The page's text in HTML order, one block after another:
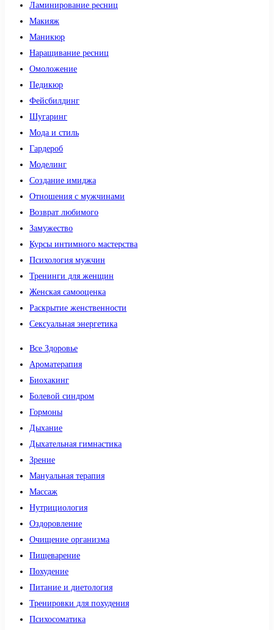
Ламинирование ресниц
Макияж
Маникюр
Наращивание ресниц
Омоложение
Педикюр
Фейсбилдинг
Шугаринг
Мода и стиль
Гардероб
Моделинг
Создание имиджа
Отношения с мужчинами
Возврат любимого
Замужество
Курсы интимного мастерства
Психология мужчин
Тренинги для женщин
Женская самооценка
Раскрытие женственности
Сексуальная энергетика
Все Здоровье
Ароматерапия
Биохакинг
Болевой синдром
Гормоны
Дыхание
Дыхательная гимнастика
Зрение
Мануальная терапия
Массаж
Нутрициология
Оздоровление
Очищение организма
Пищеварение
Похудение
Питание и диетология
Тренировки для похудения
Психосоматика